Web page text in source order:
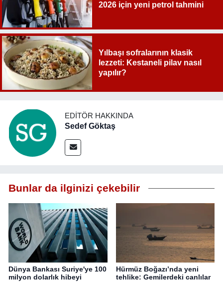
2026 için yeni petrol tahmini
Yılbaşı sofralarının klasik
lezzeti: Kestaneli pilav nasıl
yapılır?
EDITÖR HAKKINDA
Sedef Göktaş
Bunlar da ilginizi çekebilir
Dünya Bankası Suriye'ye 100
milyon dolarlık hibeyi
Hürmüz Boğazı’nda yeni
tehlike: Gemilerdeki canlılar